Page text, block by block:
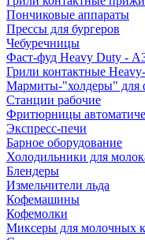
Пончиковые аппараты
Прессы для бургеров
Чебуречницы
Фаст-фуд Heavy Duty -
Грили контактные
Мармиты-"холдеры" для
Станции рабочие
Фритюрницы
Экспресс-печи
Барное оборудование
Холодильники для
Блендеры
Измельчители льда
Кофемашины
Кофемолки
Миксеры для молочных